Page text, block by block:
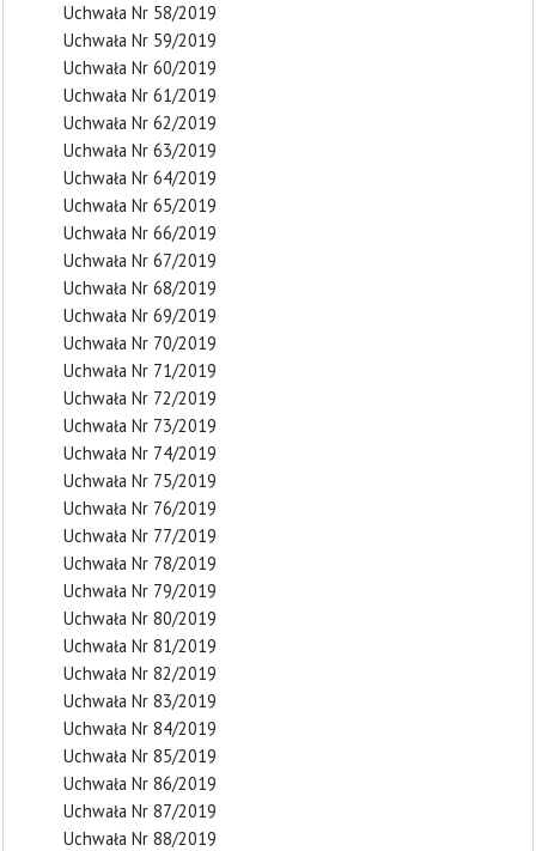
Uchwała Nr 58/2019
Uchwała Nr 59/2019
Uchwała Nr 60/2019
Uchwała Nr 61/2019
Uchwała Nr 62/2019
Uchwała Nr 63/2019
Uchwała Nr 64/2019
Uchwała Nr 65/2019
Uchwała Nr 66/2019
Uchwała Nr 67/2019
Uchwała Nr 68/2019
Uchwała Nr 69/2019
Uchwała Nr 70/2019
Uchwała Nr 71/2019
Uchwała Nr 72/2019
Uchwała Nr 73/2019
Uchwała Nr 74/2019
Uchwała Nr 75/2019
Uchwała Nr 76/2019
Uchwała Nr 77/2019
Uchwała Nr 78/2019
Uchwała Nr 79/2019
Uchwała Nr 80/2019
Uchwała Nr 81/2019
Uchwała Nr 82/2019
Uchwała Nr 83/2019
Uchwała Nr 84/2019
Uchwała Nr 85/2019
Uchwała Nr 86/2019
Uchwała Nr 87/2019
Uchwała Nr 88/2019